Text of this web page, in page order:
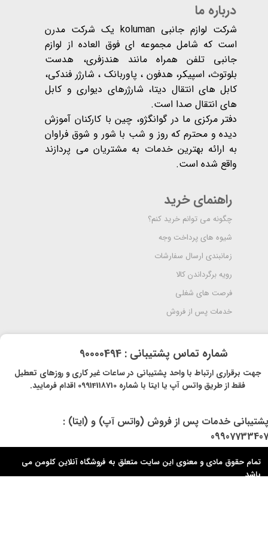
درباره ما
شرکت لوازم جانبی koluman یک شرکت مدرن
است که شامل مجموعه ای فوق العاده از لوازم
جانبی تلفن همراه مانند هندزفری، هدست
بلوتوث، اسپیکر، هدفون ، پاوربانک ، شارژر فندکی،
کابل های انتقال دیتا، شارژرهای دیواری و کابل
های انتقال صدا است.
دفتر مرکزی ما در گوانگژو، چین با کارکنان آموزش
دیده و محترم که روز و شب با شور و شوق فراوان
به ارائه بهترین خدمات به مشتریان می پردازند
واقع شده است​​​​​​​.
راهنمای خرید
چگونه می توانم خرید کنم؟
شیوه های پرداخت وجه
زمانبندی ارسال سفارشات
رویه برگرداندن کالا
فرصت های شغلی
خدمات پس از فروش
​شماره تماس پشتیبانی : 90000494
​​جهت برقراری ارتباط با واحد پشتیبانی در ساعات غیر کاری و روزهای تعطیل
فقط از طریق واتس آپ یا ایتا با شماره 09914118710 اقدام فرمایید.
​پشتیبانی خدمات پس از فروش (واتس آپ) و (ایتا) :
09907733407
تمام حقوق مادی و معنوی این سایت متعلق به فروشگاه آنلاین کلومن می
باشد.​​​​​​​